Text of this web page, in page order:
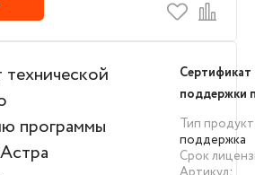
Сертификат
поддержки
для ЭВМ на
Тип
поддержка
Срок